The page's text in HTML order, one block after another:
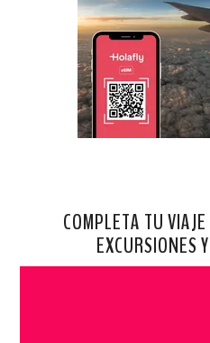
COMPLETA TU
EXCURSIONES